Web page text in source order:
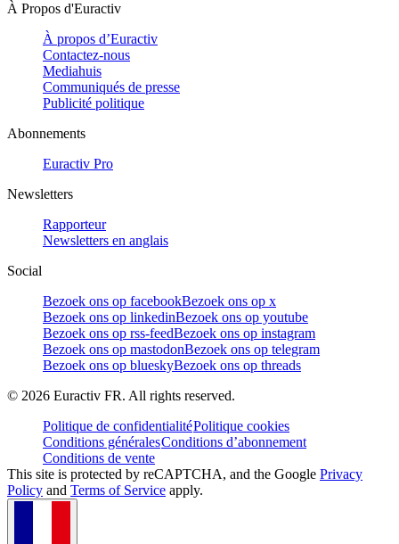
À Propos d'Euractiv
À propos d’Euractiv
Contactez-nous
Mediahuis
Communiqués de presse
Publicité politique
Abonnements
Euractiv Pro
Newsletters
Rapporteur
Newsletters en anglais
Social
Bezoek ons op facebookBezoek ons op x
Bezoek ons op linkedinBezoek ons op youtube
Bezoek ons op rss-feedBezoek ons op instagram
Bezoek ons op mastodonBezoek ons op telegram
Bezoek ons op blueskyBezoek ons op threads
© 2026 Euractiv FR. All rights reserved.
Politique de confidentialitéPolitique cookies
Conditions généralesConditions d’abonnement
Conditions de vente
This site is protected by reCAPTCHA, and the Google Privacy
Policy and Terms of Service apply.